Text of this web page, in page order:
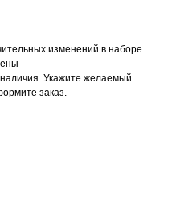
изменений в наборе
Укажите желаемый
заказ.